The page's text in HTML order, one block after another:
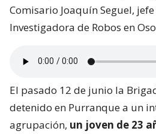
Comisario Joaquín Seguel,
Investigadora de Robos en
El pasado 12 de junio la
detenido en Purranque a un
agrupación, un joven de 23